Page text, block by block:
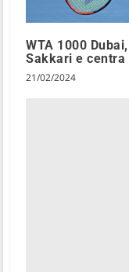
WTA 1000
Sakkari e centra
21/02/2024